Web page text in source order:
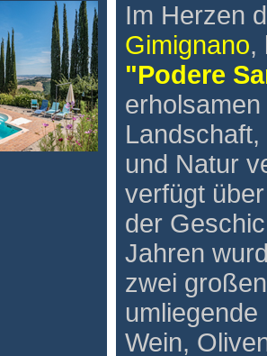
Im Herzen
Gimignano,
"Podere
und Natur
verfügt
der
Jahren
zwei
Wein,